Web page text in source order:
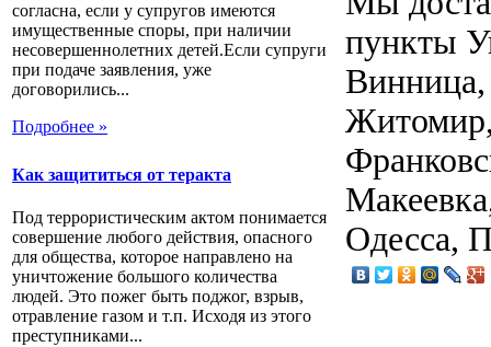
согласна, если у супругов имеются
имущественные споры, при наличии
несовершеннолетних детей.Если супруги
при подаче заявления, уже
договорились...
Подробнее »
Как защититься от теракта
Под террористическим актом понимается
совершение любого действия, опасного
для общества, которое направлено на
уничтожение большого количества
людей. Это пожег быть поджог, взрыв,
отравление газом и т.п. Исходя из этого
преступниками...
пункты
Винница,
Одесса,